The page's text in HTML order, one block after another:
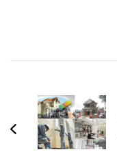
hướng
viết